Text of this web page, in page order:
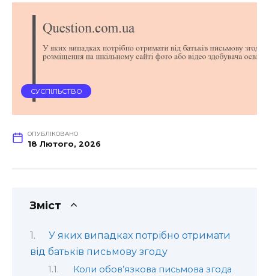
СУСПІЛЬСТВО
ОПУБЛІКОВАНО
18 Лютого, 2026
Зміст
У яких випадках потрібно отримати
від батьків письмову згоду
Коли обов’язкова письмова згода